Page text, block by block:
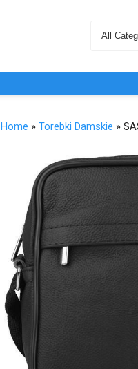
Search
Home » Torebki Damskie »